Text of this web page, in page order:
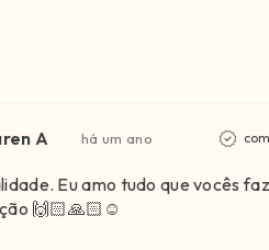
A há um ano
Eu amo tudo que vocês
🙌🏻🙏🏻☺️